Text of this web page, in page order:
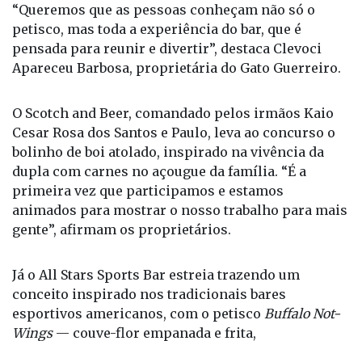
“Queremos que as pessoas conheçam não só o
petisco, mas toda a experiência do bar, que é
pensada para reunir e divertir”, destaca Clevoci
Apareceu Barbosa, proprietária do Gato Guerreiro.
O Scotch and Beer, comandado pelos irmãos Kaio
Cesar Rosa dos Santos e Paulo, leva ao concurso o
bolinho de boi atolado, inspirado na vivência da
dupla com carnes no açougue da família. “É a
primeira vez que participamos e estamos
animados para mostrar o nosso trabalho para mais
gente”, afirmam os proprietários.
Já o All Stars Sports Bar estreia trazendo um
conceito inspirado nos tradicionais bares
esportivos americanos, com o petisco Buffalo Not-
Wings— couve-flor empanada e frita,